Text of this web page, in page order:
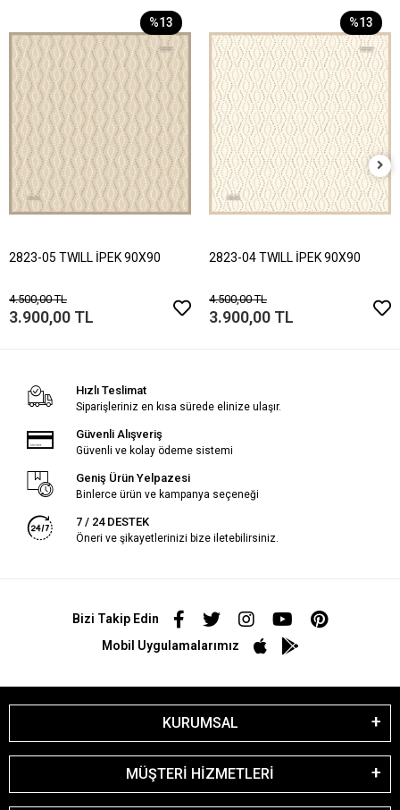
%13
2823-05 TWILL İPEK 90X90
4.500,00 TL
3.900,00 TL
%13
2823-04 TWILL İPEK 90X90
4.500,00 TL
3.900,00 TL
Hızlı Teslimat
Siparişleriniz en kısa sürede elinize ulaşır.
Güvenli Alışveriş
Güvenli ve kolay ödeme sistemi
Geniş Ürün Yelpazesi
Binlerce ürün ve kampanya seçeneği
7 / 24 DESTEK
Öneri ve şikayetlerinizi bize iletebilirsiniz.
Bizi Takip Edin
Mobil Uygulamalarımız
KURUMSAL
MÜŞTERİ HİZMETLERİ